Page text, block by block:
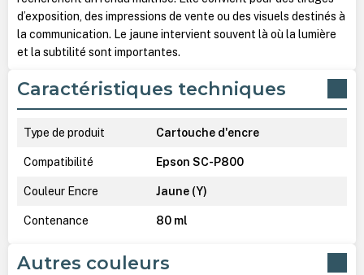
d’exposition, des impressions de vente ou des visuels destinés à
la communication. Le jaune intervient souvent là où la lumière
et la subtilité sont importantes.
Caractéristiques techniques
Type de produit Cartouche d'encre
Compatibilité Epson SC-P800
Couleur Encre Jaune (Y)
Contenance 80 ml
Autres couleurs